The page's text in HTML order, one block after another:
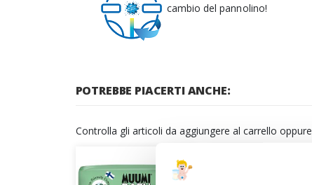
cambio del pannolino!
POTREBBE PIACERTI ANCHE:
Controlla gli articoli da aggiungere al carrello oppure